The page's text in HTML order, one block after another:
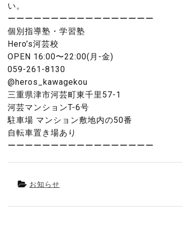
い。
ーーーーーーーーーーーーーーーーー
個別指導塾・学習塾
Hero’s河芸校
OPEN 16:00〜22:00(月-金)
059-261-8130
@heros_kawagekou
三重県津市河芸町東千里57-1
河芸マンションT-6号
駐車場 マンション敷地内の50番
自転車置き場あり
ーーーーーーーーーーーーーーーーー
お知らせ